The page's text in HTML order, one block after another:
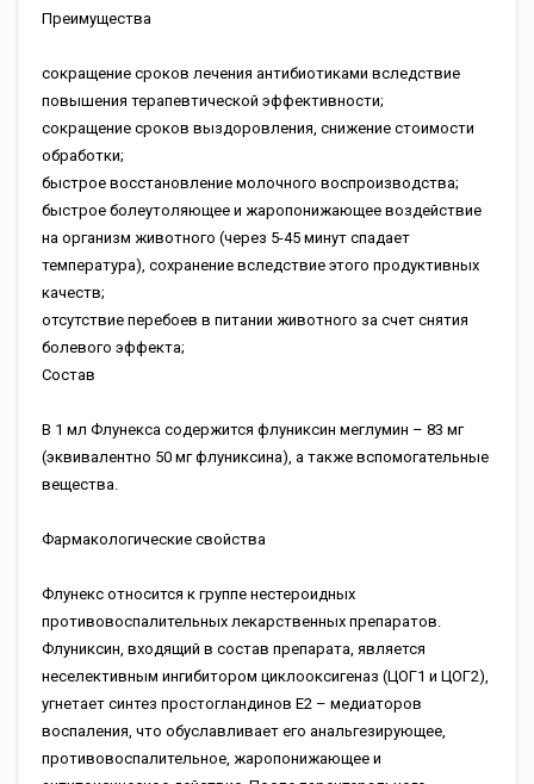
Преимущества
сокращение сроков лечения антибиотиками вследствие
повышения терапевтической эффективности;
сокращение сроков выздоровления, снижение стоимости
обработки;
быстрое восстановление молочного воспроизводства;
быстрое болеутоляющее и жаропонижающее воздействие
на организм животного (через 5-45 минут спадает
температура), сохранение вследствие этого продуктивных
качеств;
отсутствие перебоев в питании животного за счет снятия
болевого эффекта;
Состав
В 1 мл Флунекса содержится флуниксин меглумин – 83 мг
(эквивалентно 50 мг флуниксина), а также вспомогательные
вещества.
Фармакологические свойства
Флунекс относится к группе нестероидных
противовоспалительных лекарственных препаратов.
Флуниксин, входящий в состав препарата, является
неселективным ингибитором циклооксигеназ (ЦОГ1 и ЦОГ2),
угнетает синтез простогландинов Е2 – медиаторов
воспаления, что обуславливает его анальгезирующее,
противовоспалительное, жаропонижающее и